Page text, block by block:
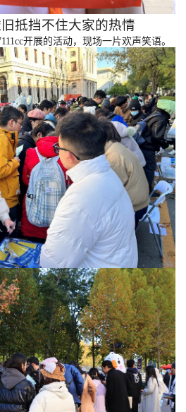
抵挡不住大家的热情
开展的活动，现场一片欢声笑语。